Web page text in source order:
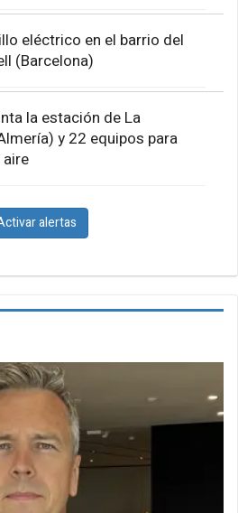
eléctrico en el barrio del
(Barcelona)
la estación de La
y 22 equipos para
alertas